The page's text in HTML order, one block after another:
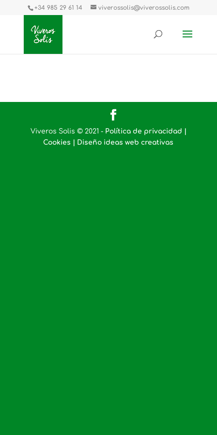
+34 985 29 61 14 viverossolis@viverossolis.com
Viveros Solis © 2021 - Política de privacidad |
Cookies | Diseño ideas web creativas